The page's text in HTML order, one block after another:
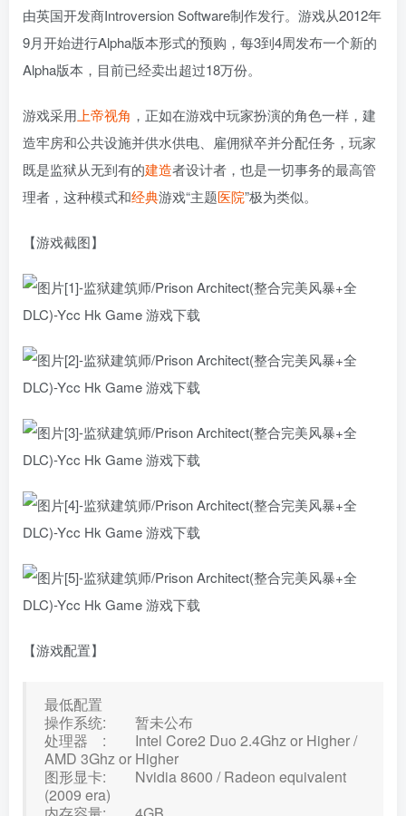
由英国开发商Introversion Software制作发行。游戏从2012年
9月开始进行Alpha版本形式的预购，每3到4周发布一个新的
Alpha版本，目前已经卖出超过18万份。
游戏采用 上帝视角 ，正如在游戏中玩家扮演的角色一样，建
造牢房和公共设施并供水供电、雇佣狱卒并分配任务，玩家
既是监狱从无到有的建造者设计者，也是一切事务的最高管
理者，这种模式和经典游戏“主题医院”极为类似。
【游戏截图】
【游戏配置】
最低配置
操作系统: 暂未公布
处理器 : Intel Core2 Duo 2.4Ghz or Higher /
AMD 3Ghz or Higher
图形显卡: Nvidia 8600 / Radeon equivalent
(2009 era)